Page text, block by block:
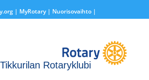
| MyRotary | Nuorisovaihto|
Tikkurilan Rotaryklubi